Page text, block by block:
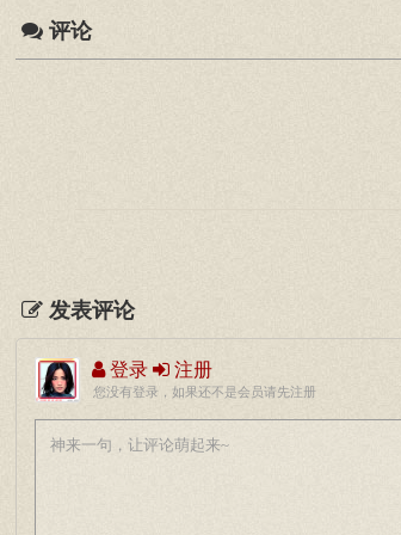
评论
发表评论
登录 注册
您没有登录，如果还不是会员请先注册